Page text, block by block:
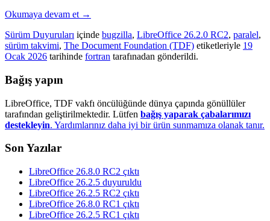
Okumaya devam et →
Sürüm Duyuruları içinde bugzilla, LibreOffice 26.2.0 RC2, paralel,
sürüm takvimi, The Document Foundation (TDF) etiketleriyle 19
Ocak 2026 tarihinde fortran tarafınadan gönderildi.
Bağış yapın
LibreOffice, TDF vakfı öncülüğünde dünya çapında gönüllüler
tarafından geliştirilmektedir. Lütfen bağış yaparak çabalarımızı
destekleyin. Yardımlarınız daha iyi bir ürün sunmamıza olanak tanır.
Son Yazılar
LibreOffice 26.8.0 RC2 çıktı
LibreOffice 26.2.5 duyuruldu
LibreOffice 26.2.5 RC2 çıktı
LibreOffice 26.8.0 RC1 çıktı
LibreOffice 26.2.5 RC1 çıktı